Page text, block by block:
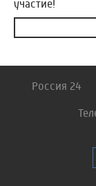
участие!
Россия 24